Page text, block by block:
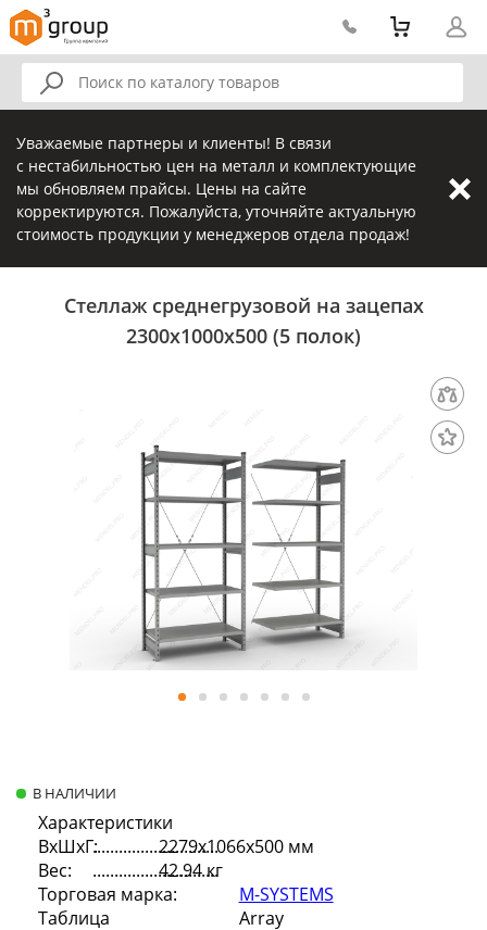
Уважаемые партнеры и клиенты! В связи
с нестабильностью цен на металл и комплектующие
мы обновляем прайсы. Цены на сайте
корректируются. Пожалуйста, уточняйте актуальную
стоимость продукции у менеджеров отдела продаж!
Стеллаж среднегрузовой на зацепах
2300х1000х500 (5 полок)
В НАЛИЧИИ
Характеристики
ВхШхГ:
2279х1066х500 мм
Вес:
42.94 кг
Торговая марка:
M-SYSTEMS
Таблица
Array